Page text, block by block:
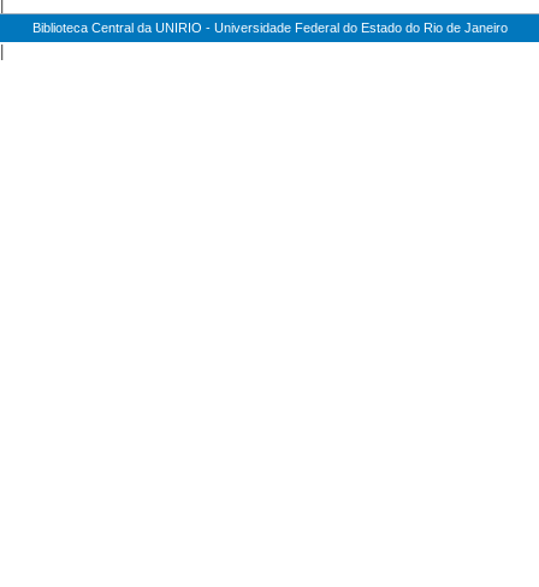
Biblioteca Central da UNIRIO - Universidade Federal do Estado do Rio de Janeiro